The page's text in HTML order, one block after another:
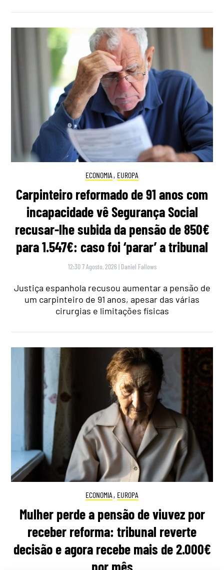
ECONOMIA , EUROPA
Carpinteiro reformado de 91 anos com
incapacidade vê Segurança Social
recusar-lhe subida da pensão de 850€
para 1.547€: caso foi ‘parar’ a tribunal
12:30 7 Agosto, 2026 | Daniel Fallows
Justiça espanhola recusou aumentar a pensão de
um carpinteiro de 91 anos, apesar das várias
cirurgias e limitações físicas
ECONOMIA , EUROPA
Mulher perde a pensão de viuvez por
receber reforma: tribunal reverte
decisão e agora recebe mais de 2.000€